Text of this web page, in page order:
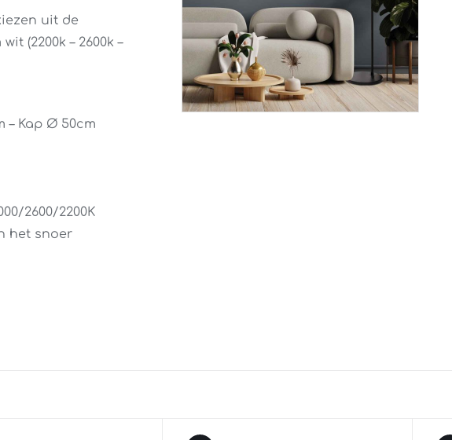
uit de
(2200k – 2600k –
– Kap Ø 50cm
2600/2200K
het snoer